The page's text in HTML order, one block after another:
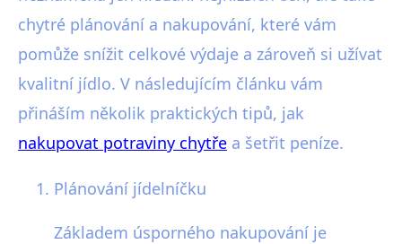
chytré plánování a nakupování, které vám
pomůže snížit celkové výdaje a zároveň si užívat
kvalitní jídlo. V následujícím článku vám
přináším několik praktických tipů, jak
nakupovat potraviny chytře a šetřit peníze.
Plánování jídelníčku
Základem úsporného nakupování je